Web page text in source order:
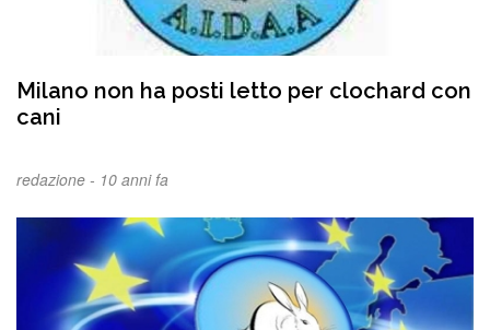
Milano non ha posti letto per clochard con
cani
redazione - 10 anni fa